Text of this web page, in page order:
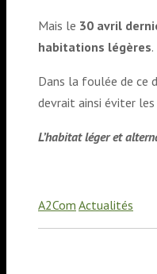
Mais le 30 avril
habitations légères
Dans la foulée de ce
devrait ainsi éviter les
L’habitat léger et
A2Com Actualités